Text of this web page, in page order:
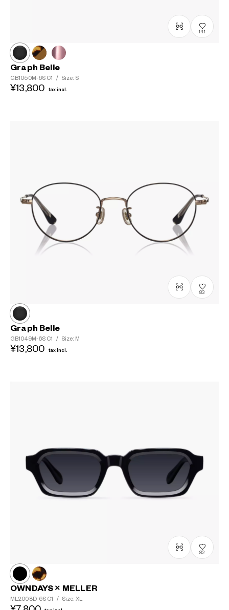
141
Graph Belle
GB1050M-6S C1 / Size: S
¥13,800 tax incl.
83
Graph Belle
GB1049M-6S C1 / Size: M
¥13,800 tax incl.
82
OWNDAYS × MELLER
ML2008D-6S C1 / Size: XL